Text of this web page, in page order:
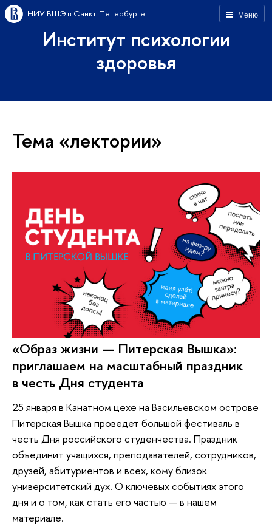
Меню
НИУ ВШЭ в Санкт-Петербурге
Институт психологии
здоровья
Тема «лектории»
«Образ жизни — Питерская Вышка»:
приглашаем на масштабный праздник
в честь Дня студента
25 января в Канатном цехе на Васильевском острове
Питерская Вышка проведет большой фестиваль в
честь Дня российского студенчества. Праздник
объединит учащихся, преподавателей, сотрудников,
друзей, абитуриентов и всех, кому близок
университетский дух. О ключевых событиях этого
дня и о том, как стать его частью — в нашем
материале.